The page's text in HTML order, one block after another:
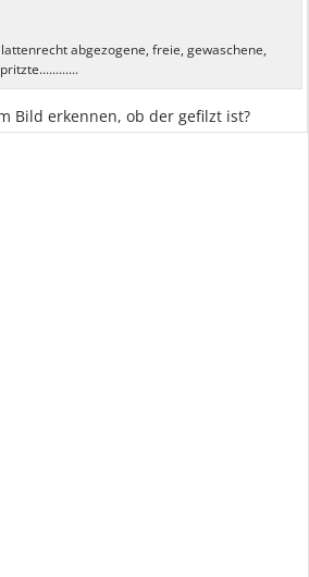
abgezogene, freie, gewaschene,
Bild erkennen, ob der gefilzt ist?